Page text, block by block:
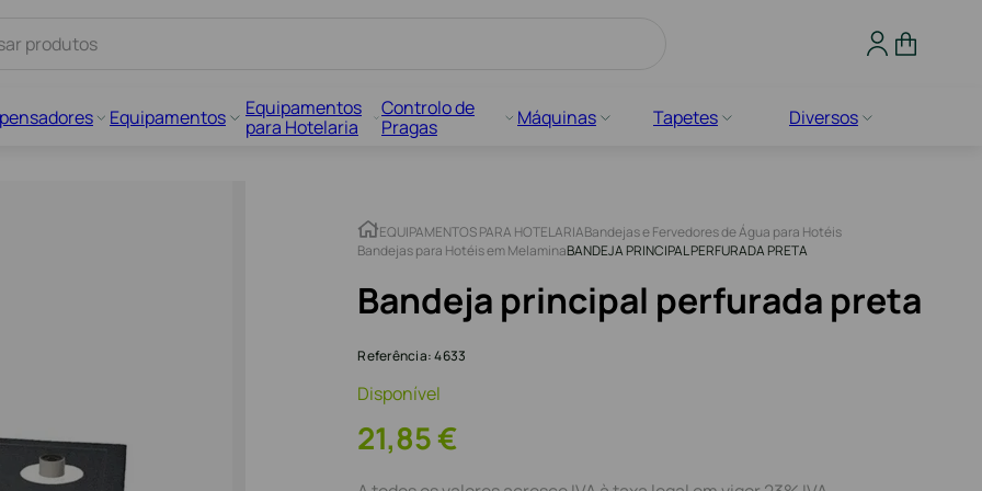
Equipamentos
Equipamentos
para Hotelaria
Controlo de
Pragas
Máquinas Tapetes Diversos
EQUIPAMENTOS PARA HOTELARIABandejas e Fervedores de Água para Hotéis
Bandejas para Hotéis em MelaminaBANDEJA PRINCIPAL PERFURADA PRETA
Bandeja principal perfurada preta
Referência:4633
Disponível
21,85€